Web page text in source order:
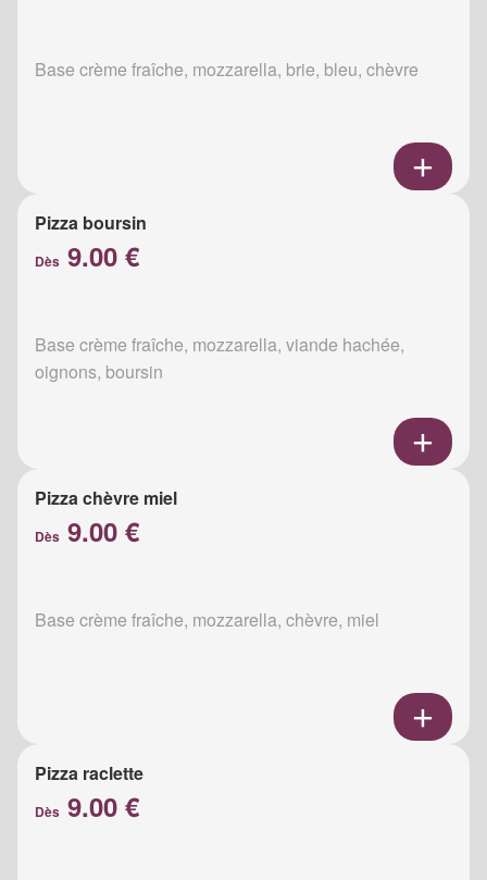
Base crème fraîche, mozzarella, brie, bleu, chèvre
Pizza boursin
Dès 9.00 €
Base crème fraîche, mozzarella, viande hachée,
oignons, boursin
Pizza chèvre miel
Dès 9.00 €
Base crème fraîche, mozzarella, chèvre, miel
Pizza raclette
Dès 9.00 €